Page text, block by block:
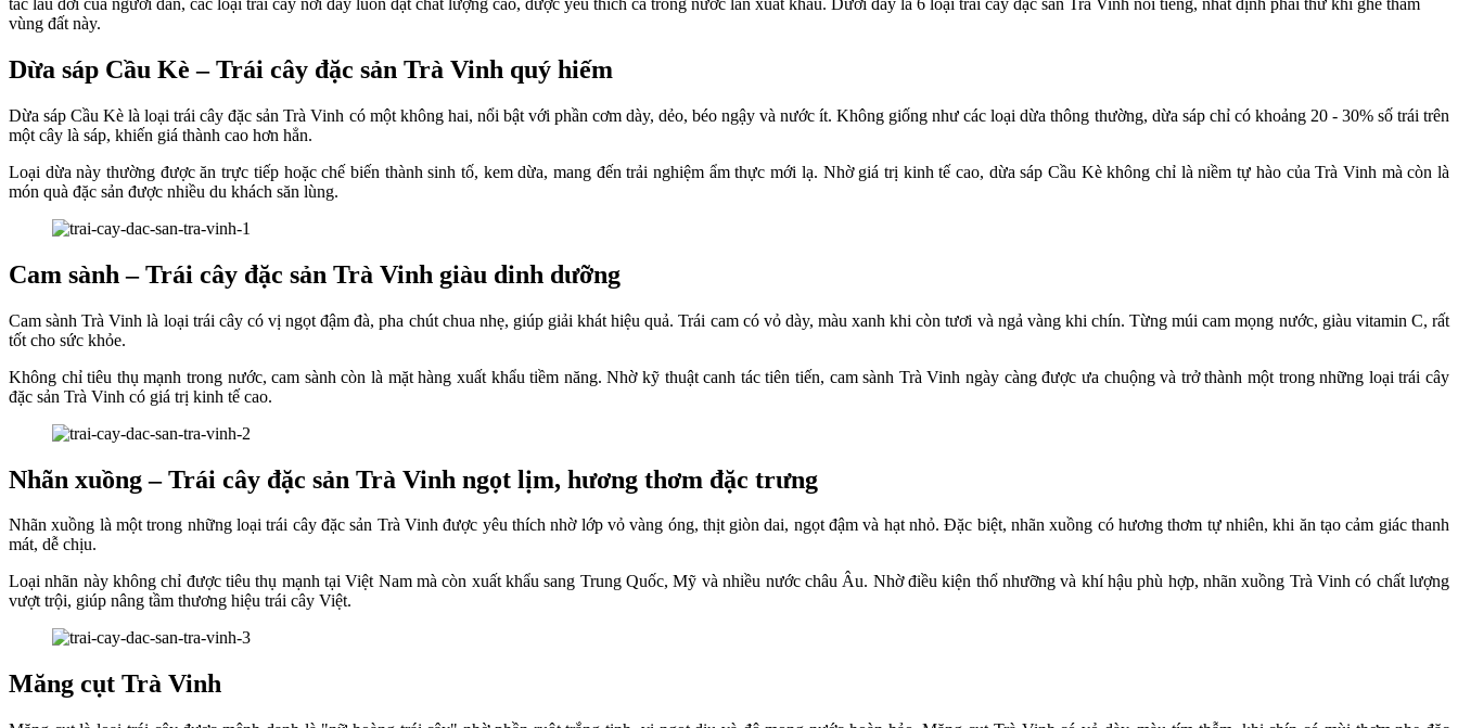
tác lâu đời của người dân, các loại trái cây nơi đây luôn đạt chất lượng cao, được yêu thích cả trong nước lẫn xuất khẩu. Dưới đây là 6 loại trái cây đặc sản Trà Vinh nổi tiếng, nhất định phải thử khi ghé thăm
vùng đất này.
Dừa sáp Cầu Kè – Trái cây đặc sản Trà Vinh quý hiếm
Dừa sáp Cầu Kè là loại trái cây đặc sản Trà Vinh có một không hai, nổi bật với phần cơm dày, dẻo, béo ngậy và nước ít. Không giống như các loại dừa thông thường, dừa sáp chỉ có khoảng 20 - 30% số trái trên
một cây là sáp, khiến giá thành cao hơn hẳn.
Loại dừa này thường được ăn trực tiếp hoặc chế biến thành sinh tố, kem dừa, mang đến trải nghiệm ẩm thực mới lạ. Nhờ giá trị kinh tế cao, dừa sáp Cầu Kè không chỉ là niềm tự hào của Trà Vinh mà còn là
món quà đặc sản được nhiều du khách săn lùng.
Cam sành – Trái cây đặc sản Trà Vinh giàu dinh dưỡng
Cam sành Trà Vinh là loại trái cây có vị ngọt đậm đà, pha chút chua nhẹ, giúp giải khát hiệu quả. Trái cam có vỏ dày, màu xanh khi còn tươi và ngả vàng khi chín. Từng múi cam mọng nước, giàu vitamin C, rất
tốt cho sức khỏe.
Không chỉ tiêu thụ mạnh trong nước, cam sành còn là mặt hàng xuất khẩu tiềm năng. Nhờ kỹ thuật canh tác tiên tiến, cam sành Trà Vinh ngày càng được ưa chuộng và trở thành một trong những loại trái cây
đặc sản Trà Vinh có giá trị kinh tế cao.
Nhãn xuồng – Trái cây đặc sản Trà Vinh ngọt lịm, hương thơm đặc trưng
Nhãn xuồng là một trong những loại trái cây đặc sản Trà Vinh được yêu thích nhờ lớp vỏ vàng óng, thịt giòn dai, ngọt đậm và hạt nhỏ. Đặc biệt, nhãn xuồng có hương thơm tự nhiên, khi ăn tạo cảm giác thanh
mát, dễ chịu.
Loại nhãn này không chỉ được tiêu thụ mạnh tại Việt Nam mà còn xuất khẩu sang Trung Quốc, Mỹ và nhiều nước châu Âu. Nhờ điều kiện thổ nhưỡng và khí hậu phù hợp, nhãn xuồng Trà Vinh có chất lượng
vượt trội, giúp nâng tầm thương hiệu trái cây Việt.
Măng cụt Trà Vinh